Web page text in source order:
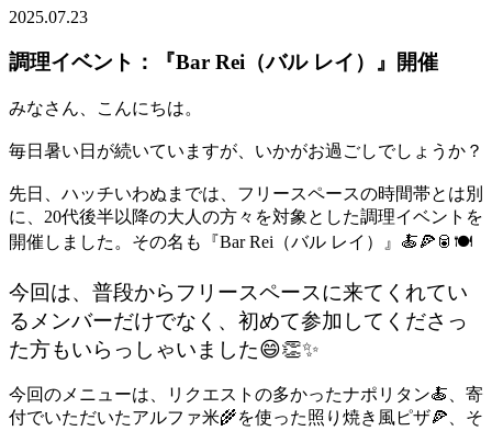
2025.07.23
調理イベント：『Bar Rei（バル レイ）』開催
みなさん、こんにちは。
毎日暑い日が続いていますが、いかがお過ごしでしょうか？
先日、ハッチいわぬまでは、フリースペースの時間帯とは別
に、20代後半以降の大人の方々を対象とした調理イベントを
開催しました。その名も『Bar Rei（バル レイ）』🍝🍕🥫🍽️
今回は、普段からフリースペースに来てくれてい
るメンバーだけでなく、初めて参加してくださっ
た方もいらっしゃいました😄👏✨
今回のメニューは、リクエストの多かったナポリタン🍝、寄
付でいただいたアルファ米🌾を使った照り焼き風ピザ🍕、そ